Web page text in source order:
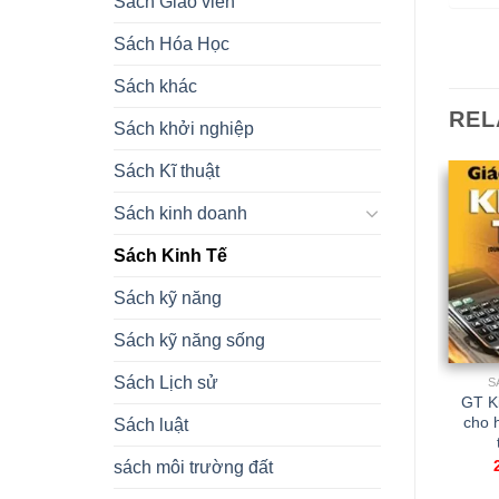
Sách Hóa Học
Sách khác
Sách khởi nghiệp
Sách Kĩ thuật
Sách kinh doanh
Sách Kinh Tế
Sách kỹ năng
Sách kỹ năng sống
Sách Lịch sử
Sách luật
sách môi trường đất
GT
cho
SÁCH KINH TẾ
tế